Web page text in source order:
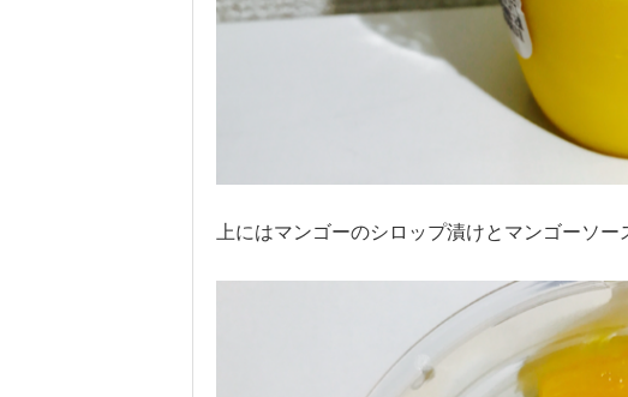
上にはマンゴーのシロップ漬けとマンゴーソ